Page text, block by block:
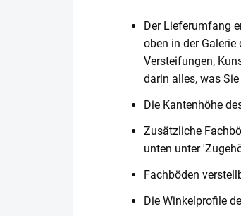
Der Lieferumfang
oben in der
Versteifungen,
darin alles, was
Die Kantenhöhe
Zusätzliche
unten unter
Fachböden
Die Winkelprofile